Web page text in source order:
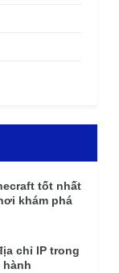
tốt nhất
khám phá
chỉ IP trong
hành